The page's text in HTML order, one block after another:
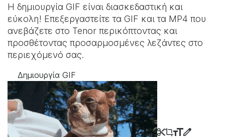
Η δημιουργία GIF είναι διασκεδαστική και
εύκολη! Επεξεργαστείτε τα GIF και τα MP4 που
ανεβάζετε στο Tenor περικόπτοντας και
προσθέτοντας προσαρμοσμένες λεζάντες στο
περιεχόμενό σας.
Δημιουργία GIF